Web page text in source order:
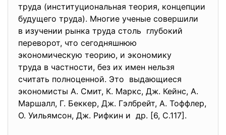
труда (институциональная теория, концепции
будущего труда). Многие ученые совершили
в изучении рынка труда столь глубокий
переворот, что сегодняшнюю
экономическую теорию, и экономику
труда в частности, без их имен нельзя
считать полноценной. Это выдающиеся
экономисты А. Смит, К. Маркс, Дж. Кейнс, А.
Маршалл, Г. Беккер, Дж. Гэлбрейт, А. Тоффлер,
О. Уильямсон, Дж. Рифкин и др. [6, С.117].